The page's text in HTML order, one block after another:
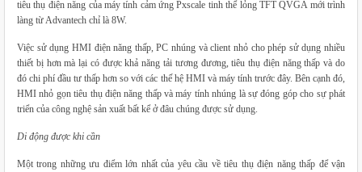
tiêu thụ điện năng của máy tính cảm ứng Pxscale tinh thể lỏng TFT QVGA mới trình
làng từ Advantech chỉ là 8W.
Việc sử dụng HMI điện năng thấp, PC nhúng và client nhỏ cho phép sử dụng nhiều
thiết bị hơn mà lại có được khả năng tải tương đương, tiêu thụ điện năng thấp và do
đó chi phí đầu tư thấp hơn so với các thế hệ HMI và máy tính trước đây. Bên cạnh đó,
HMI nhỏ gọn tiêu thụ điện năng thấp và máy tính nhúng là sự đóng góp cho sự phát
triển của công nghệ sản xuất bất kể ở đâu chúng được sử dụng.
Di động được khi cần
Một trong những ưu điểm lớn nhất của yêu cầu về tiêu thụ điện năng thấp để vận